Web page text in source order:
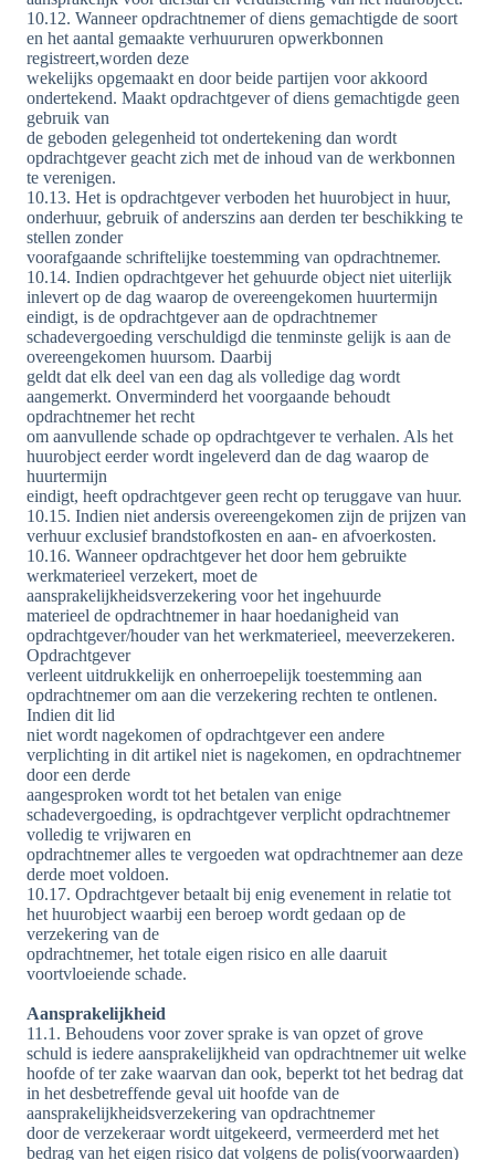
10.12. Wanneer opdrachtnemer of diens gemachtigde de soort
en het aantal gemaakte verhuururen opwerkbonnen
registreert,worden deze
wekelijks opgemaakt en door beide partijen voor akkoord
ondertekend. Maakt opdrachtgever of diens gemachtigde geen
gebruik van
de geboden gelegenheid tot ondertekening dan wordt
opdrachtgever geacht zich met de inhoud van de werkbonnen
te verenigen.
10.13. Het is opdrachtgever verboden het huurobject in huur,
onderhuur, gebruik of anderszins aan derden ter beschikking te
stellen zonder
voorafgaande schriftelijke toestemming van opdrachtnemer.
10.14. Indien opdrachtgever het gehuurde object niet uiterlijk
inlevert op de dag waarop de overeengekomen huurtermijn
eindigt, is de opdrachtgever aan de opdrachtnemer
schadevergoeding verschuldigd die tenminste gelijk is aan de
overeengekomen huursom. Daarbij
geldt dat elk deel van een dag als volledige dag wordt
aangemerkt. Onverminderd het voorgaande behoudt
opdrachtnemer het recht
om aanvullende schade op opdrachtgever te verhalen. Als het
huurobject eerder wordt ingeleverd dan de dag waarop de
huurtermijn
eindigt, heeft opdrachtgever geen recht op teruggave van huur.
10.15. Indien niet andersis overeengekomen zijn de prijzen van
verhuur exclusief brandstofkosten en aan- en afvoerkosten.
10.16. Wanneer opdrachtgever het door hem gebruikte
werkmaterieel verzekert, moet de
aansprakelijkheidsverzekering voor het ingehuurde
materieel de opdrachtnemer in haar hoedanigheid van
opdrachtgever/houder van het werkmaterieel, meeverzekeren.
Opdrachtgever
verleent uitdrukkelijk en onherroepelijk toestemming aan
opdrachtnemer om aan die verzekering rechten te ontlenen.
Indien dit lid
niet wordt nagekomen of opdrachtgever een andere
verplichting in dit artikel niet is nagekomen, en opdrachtnemer
door een derde
aangesproken wordt tot het betalen van enige
schadevergoeding, is opdrachtgever verplicht opdrachtnemer
volledig te vrijwaren en
opdrachtnemer alles te vergoeden wat opdrachtnemer aan deze
derde moet voldoen.
10.17. Opdrachtgever betaalt bij enig evenement in relatie tot
het huurobject waarbij een beroep wordt gedaan op de
verzekering van de
opdrachtnemer, het totale eigen risico en alle daaruit
voortvloeiende schade.
Aansprakelijkheid
11.1. Behoudens voor zover sprake is van opzet of grove
schuld is iedere aansprakelijkheid van opdrachtnemer uit welke
hoofde of ter zake waarvan dan ook, beperkt tot het bedrag dat
in het desbetreffende geval uit hoofde van de
aansprakelijkheidsverzekering van opdrachtnemer
door de verzekeraar wordt uitgekeerd, vermeerderd met het
bedrag van het eigen risico dat volgens de polis(voorwaarden)